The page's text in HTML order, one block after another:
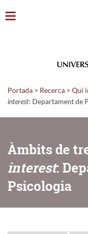
Portada > Recerca > Qui
interest: Departament de
Àmbits de
interest:
Psicologia